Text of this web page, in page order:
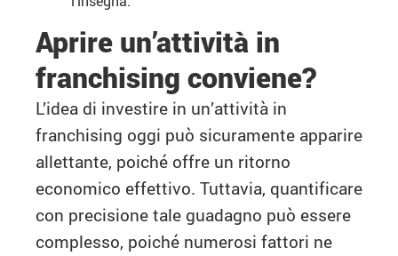
Aprire un’attività in
franchising conviene?
L’idea di investire in un’attività in
franchising oggi può sicuramente apparire
allettante, poiché offre un ritorno
economico effettivo. Tuttavia, quantificare
con precisione tale guadagno può essere
complesso, poiché numerosi fattori ne